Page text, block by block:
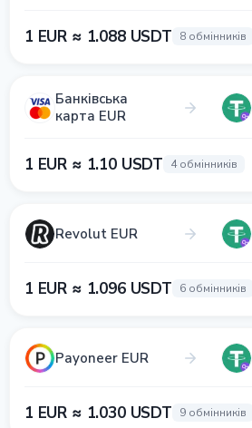
1 EUR ≈ 1.088 USDT 8 обмінників
Банківська
карта EUR
1 EUR ≈ 1.10 USDT 4 обмінників
Revolut EUR
1 EUR ≈ 1.096 USDT 6 обмінників
Payoneer EUR
1 EUR ≈ 1.030 USDT 9 обмінників